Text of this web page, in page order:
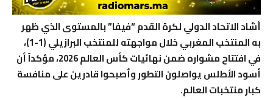
أشاد الاتحاد الدولي لكرة القدم “فيفا” بالمستوى الذي ظهر
به المنتخب المغربي خلال مواجهته للمنتخب البرازيلي (1-1)،
في افتتاح مشواره ضمن نهائيات كأس العالم 2026، مؤكداً أن
أسود الأطلس يواصلون التطور وأصبحوا قادرين على منافسة
كبار منتخبات العالم.